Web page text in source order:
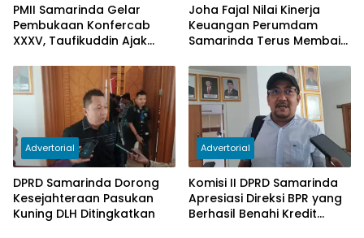
PMII Samarinda Gelar
Pembukaan Konfercab
XXXV, Taufikuddin Ajak
Persatuan
Joha Fajal Nilai Kinerja
Keuangan Perumdam
Samarinda Terus Membaik,
Subsidi Berkurang
Advertorial
DPRD Samarinda Dorong
Kesejahteraan Pasukan
Kuning DLH Ditingkatkan
Advertorial
Komisi II DPRD Samarinda
Apresiasi Direksi BPR yang
Berhasil Benahi Kredit